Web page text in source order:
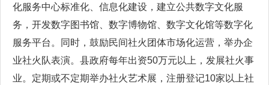
化服务中心标准化、信息化建设，建立公共数字文化服
务，开发数字图书馆、数字博物馆、数字文化馆等数字化
服务平台。同时，鼓励民间社火团体市场化运营，举办企
业社火队表演。县政府每年出资50万元以上，发展社火事
业。定期或不定期举办社火艺术展，注册登记10家以上社